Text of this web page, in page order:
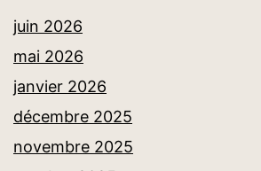
juin 2026
mai 2026
janvier 2026
décembre 2025
novembre 2025